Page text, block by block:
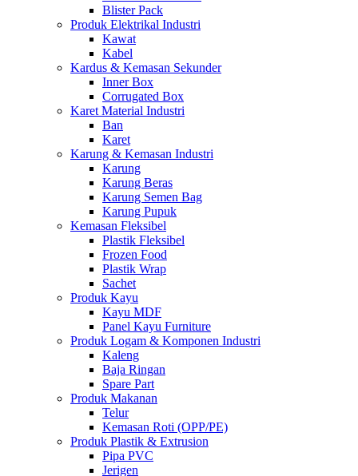
Blister Pack
Produk Elektrikal Industri
Kawat
Kabel
Kardus & Kemasan Sekunder
Inner Box
Corrugated Box
Karet Material Industri
Ban
Karet
Karung & Kemasan Industri
Karung
Karung Beras
Karung Semen Bag
Karung Pupuk
Kemasan Fleksibel
Plastik Fleksibel
Frozen Food
Plastik Wrap
Sachet
Produk Kayu
Kayu MDF
Panel Kayu Furniture
Produk Logam & Komponen Industri
Kaleng
Baja Ringan
Spare Part
Produk Makanan
Telur
Kemasan Roti (OPP/PE)
Produk Plastik & Extrusion
Pipa PVC
Jerigen